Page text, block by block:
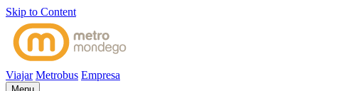
Skip to Content
Viajar Metrobus Empresa